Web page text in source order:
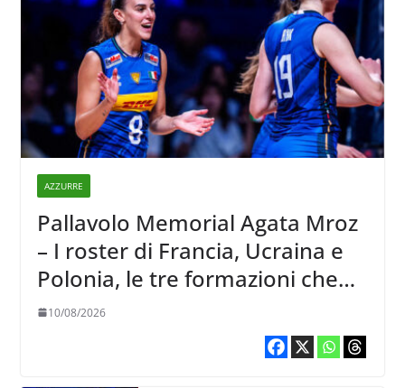
AZZURRE
Pallavolo Memorial Agata Mroz
– I roster di Francia, Ucraina e
Polonia, le tre formazioni che
affronteranno l’Italia
10/08/2026